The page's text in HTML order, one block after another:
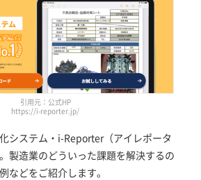
引用元：公式HP
https://i-reporter.jp/
システム・i-Reporter（アイレポータ
製造業のどういった課題を解決するの
などをご紹介します。